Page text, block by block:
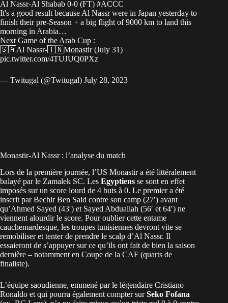
Al Nassr-Al Shabab 0-0 (FT) #ACCC
It's a good result because Al Nassr were in Japan yesterday to
finish their pre-Season + a big flight of 9000 km to land this
morning in Arabia…
Next Game of the Arab Cup :
🇸🇦Al Nassr-🇹🇳Monastir (July 31)
pic.twitter.com/4TUJUQ0PXz
— Twitugal (@Twitugal) July 28, 2023
Monastir-Al Nassr : l’analyse du match
Lors de la première journée, l’US Monastir a été littéralement
balayé par le Zamalek SC. Les Egyptiens se sont en effet
imposés sur un score lourd de 4 buts à 0. Le premier a été
inscrit par Bechir Ben Said contre son camp (27′) avant
qu’Ahmed Sayed (43′) et Sayed Abduallah (56′ et 64′) ne
viennent alourdir le score. Pour oublier cette entame
cauchemardesque, les troupes tunisiennes devront vite se
remobiliser et tenter de prendre le scalp d’Al Nassr. Il
essaieront de s’appuyer sur ce qu’ils ont fait de bien la saison
dernière – notamment en Coupe de la CAF (quarts de
finaliste).
L’équipe saoudienne, emmené par le légendaire Cristiano
Ronaldo et qui pourra également compter surSeko Fofana